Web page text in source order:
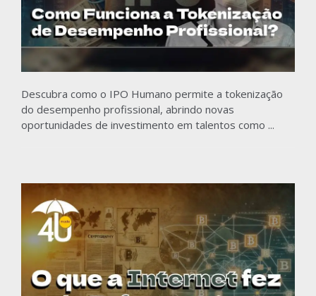
Descubra como o IPO Humano permite a tokenização
do desempenho profissional, abrindo novas
oportunidades de investimento em talentos como ...